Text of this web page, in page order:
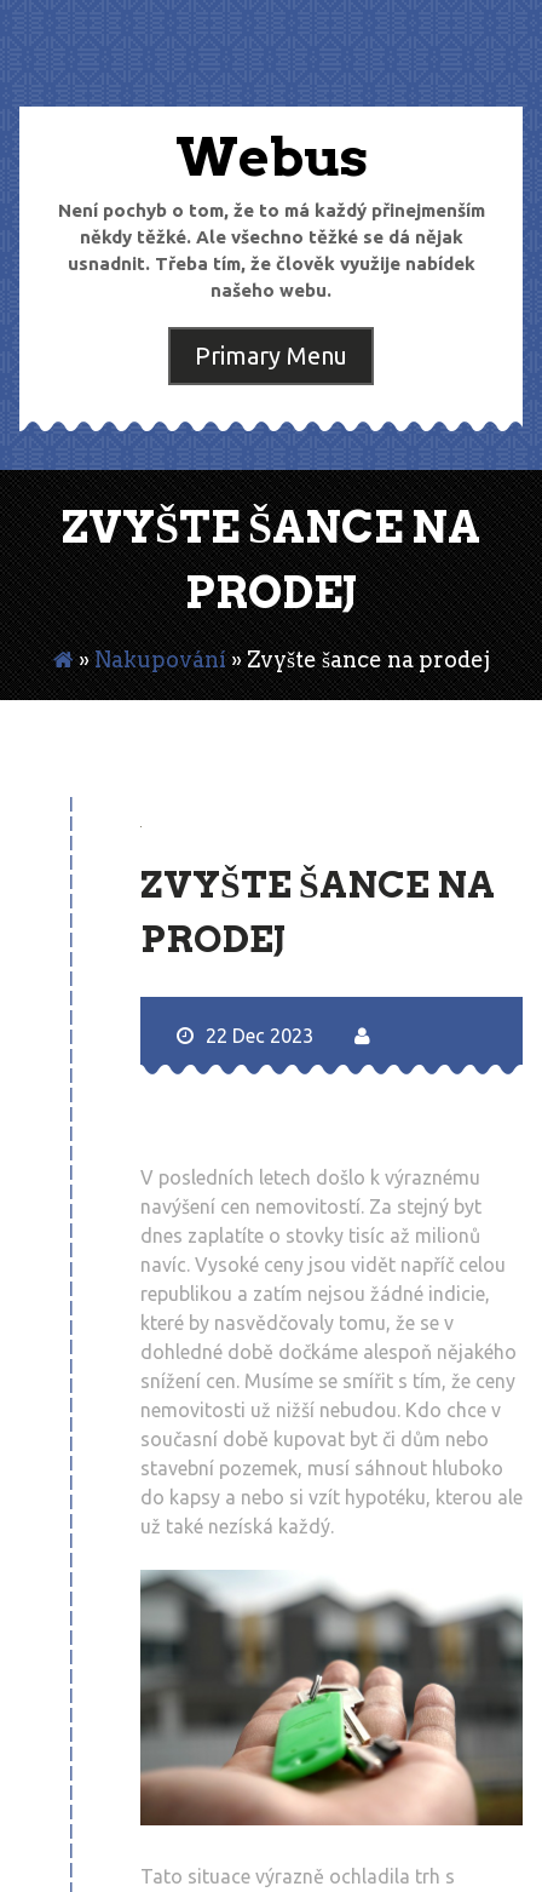
Webus
Není pochyb o tom, že to má každý přinejmenším
někdy těžké. Ale všechno těžké se dá nějak
usnadnit. Třeba tím, že člověk využije nabídek
našeho webu.
Primary Menu
ZVYŠTE ŠANCE NA
PRODEJ
» Nakupování » Zvyšte šance na prodej
ZVYŠTE ŠANCE NA
PRODEJ
22 Dec 2023
V posledních letech došlo k výraznému
navýšení cen nemovitostí. Za stejný byt
dnes zaplatíte o stovky tisíc až milionů
navíc. Vysoké ceny jsou vidět napříč celou
republikou a zatím nejsou žádné indicie,
které by nasvědčovaly tomu, že se v
dohledné době dočkáme alespoň nějakého
snížení cen. Musíme se smířit s tím, že ceny
nemovitosti už nižší nebudou. Kdo chce v
současní době kupovat byt či dům nebo
stavební pozemek, musí sáhnout hluboko
do kapsy a nebo si vzít hypotéku, kterou ale
už také nezíská každý.
Tato situace výrazně ochladila trh s